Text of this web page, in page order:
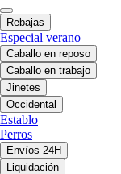
Rebajas
Especial verano
Caballo en reposo
Caballo en trabajo
Jinetes
Occidental
Establo
Perros
Envíos 24H
Liquidación